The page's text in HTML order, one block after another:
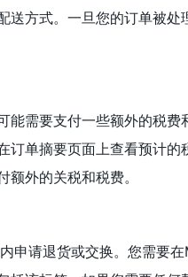
送方式。一旦您的订单被处
需要支付一些额外的税费
订单摘要页面上查看预计的
外的关税和税费。
申请退货或交换。您需要